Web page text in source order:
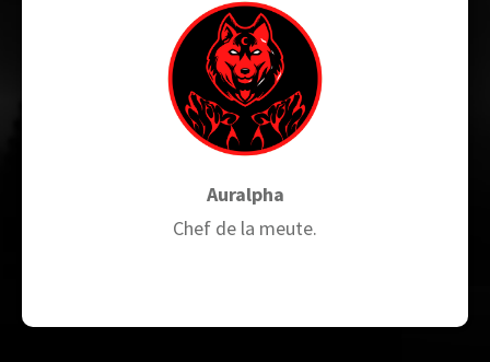
Auralpha
Chef de la meute.